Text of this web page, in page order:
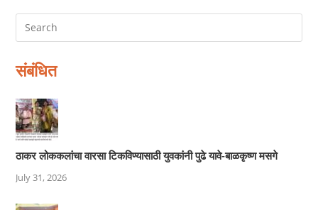
संबंधित
ठाकर लोककलांचा वारसा टिकविण्यासाठी युवकांनी पुढे यावे-बाळकृष्ण मसगे
July 31, 2026